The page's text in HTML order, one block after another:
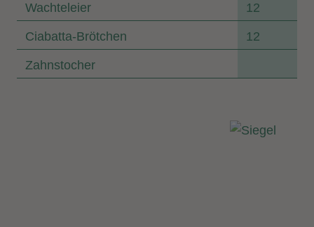
Wachteleier 12
Ciabatta-Brötchen 12
Zahnstocher